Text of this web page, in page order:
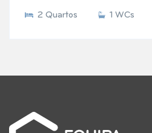
2 Quartos 1 WCs